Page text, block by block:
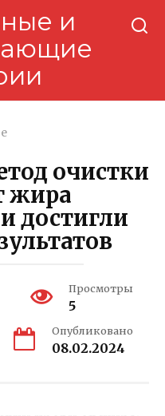
и
очистки
жира
достигли
Просмотры
5
Опубликовано
08.02.2024